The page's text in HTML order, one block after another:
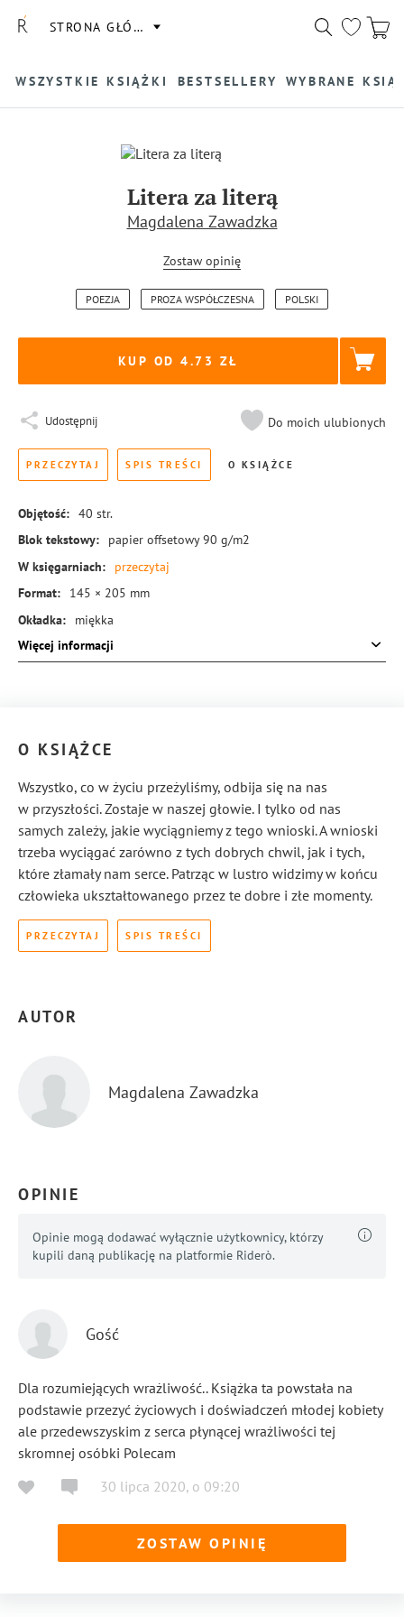
STRONA GŁÓWNA
WSZYSTKIE KSIĄŻKI BESTSELLERY WYBRANE
Litera za literą
Magdalena Zawadzka
Zostaw opinię
POEZJA PROZA WSPÓŁCZESNA POLSKI
KUP OD 4.73
Udostępnij Do moich ulubionych
PRZECZYTAJ SPIS TREŚCI O KSIĄŻCE
Objętość: 40 str.
Blok tekstowy:
papier offsetowy 90 g/m2
W księgarniach:
przeczytaj
Format:
145 × 205 mm
Okładka:
miękka
Rodzaj oprawy: blok klejony
Więcej informacji
O KSIĄŻCE
Wszystko, co w życiu przeżyliśmy, odbija się na nas
w przyszłości. Zostaje w naszej głowie. I tylko od nas
samych zależy, jakie wyciągniemy z tego wnioski. A wnioski
trzeba wyciągać zarówno z tych dobrych chwil, jak i tych,
które złamały nam serce. Patrząc w lustro widzimy w końcu
człowieka ukształtowanego przez te dobre i złe momenty.
PRZECZYTAJ SPIS TREŚCI
AUTOR
Magdalena Zawadzka
OPINIE
Opinie mogą dodawać wyłącznie użytkownicy, którzy
kupili daną publikację na platformie Riderò.
Gość
Dla rozumiejących wrażliwość.. Książka ta powstała na
podstawie przezyć życiowych i doświadczeń młodej kobiety
ale przedewszyskim z serca płynącej wrażliwości tej
skromnej osóbki Polecam
30 lipca 2020, o 09:20
ZOSTAW OPINIĘ